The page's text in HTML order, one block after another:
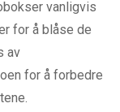
vanligvis
for å blåse de
av
for å forbedre